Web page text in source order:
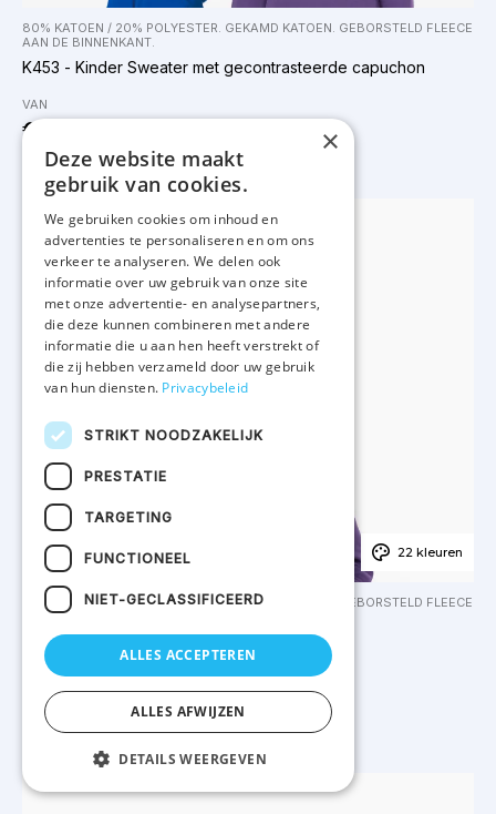
80% KATOEN / 20% POLYESTER. GEKAMD KATOEN. GEBORSTELD FLEECE
AAN DE BINNENKANT.
K453 - Kinder Sweater met gecontrasteerde capuchon
VAN
€ 9.42
22 kleuren
80% KATOEN / 20% POLYESTER. GEKAMD KATOEN. GEBORSTELD FLEECE
AAN DE BINNENKANT. INGEZETTE MOUWEN.
K473 - Eco damessweater met capuchon
€ 9.47
×
Deze website maakt
gebruik van cookies.
We gebruiken cookies om inhoud en
advertenties te personaliseren en om ons
verkeer te analyseren. We delen ook
informatie over uw gebruik van onze site
met onze advertentie- en analysepartners,
die deze kunnen combineren met andere
informatie die u aan hen heeft verstrekt of
die zij hebben verzameld door uw gebruik
van hun diensten. Privacybeleid
STRIKT NOODZAKELIJK
PRESTATIE
TARGETING
FUNCTIONEEL
NIET-GECLASSIFICEERD
ALLES ACCEPTEREN
ALLES AFWIJZEN
DETAILS WEERGEVEN